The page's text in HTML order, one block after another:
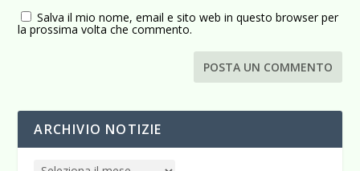
Salva il mio nome, email e sito web in questo browser per
la prossima volta che commento.
ARCHIVIO NOTIZIE